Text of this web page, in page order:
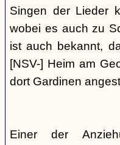
Singen der Lieder
wobei es auch zu
ist auch bekannt,
[NSV-] Heim am
dort Gardinen
Einer der